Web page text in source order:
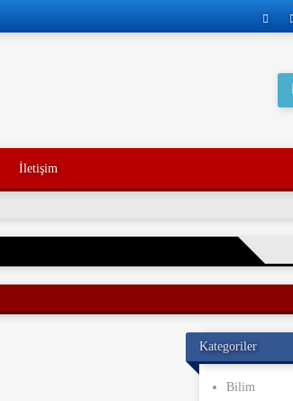
İletişim
baba, acı dolu bir tesadüf sonucu aynı kaderi
hayatını kaybetti. Aile üyeleri ve yakınları, bu
Kategoriler
Bilim